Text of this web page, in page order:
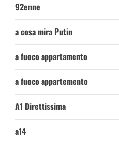
92enne
a cosa mira Putin
a fuoco appartamento
a fuoco appartemento
A1 Direttissima
a14